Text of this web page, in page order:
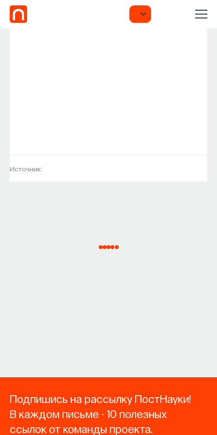
Источник:
Подпишись на рассылку ПостНауки!
В каждом письме - 10 полезных
ссылок от команды проекта.